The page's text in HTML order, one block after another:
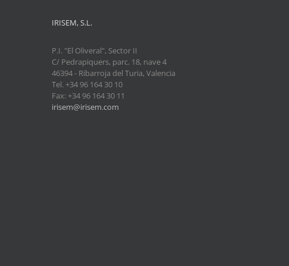
IRISEM, S.L.
P.I. "El Oliveral", Sector II
C/ Pedrapiquers, parc. 18, nave 4
46394 - Ribarroja del Turia, Valencia
Tel. +34 96 164 30 10
Fax: +34 96 164 30 11
irisem@irisem.com